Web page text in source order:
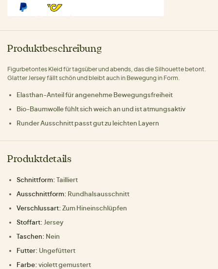
Produktbeschreibung
Figurbetontes Kleid für tagsüber und abends, das die Silhouette betont.
Glatter Jersey fällt schön und bleibt auch in Bewegung in Form.
Elasthan-Anteil für angenehme Bewegungsfreiheit
Bio-Baumwolle fühlt sich weich an und ist atmungsaktiv
Runder Ausschnitt passt gut zu leichten Layern
Produktdetails
Schnittform: Tailliert
Ausschnittform: Rundhalsausschnitt
Verschlussart: Zum Hineinschlüpfen
Stoffart: Jersey
Taschen: Nein
Futter: Ungefüttert
Farbe: violett gemustert